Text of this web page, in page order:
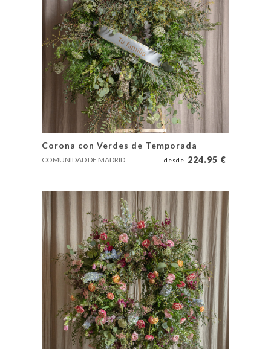
Corona con Verdes de Temporada
COMUNIDAD DE MADRID desde 224.95 €